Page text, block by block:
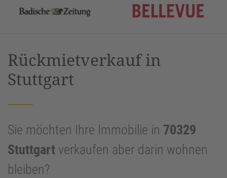
Rückmietverkauf in
Stuttgart
Sie möchten Ihre Immobilie in 70329
Stuttgart verkaufen aber darin wohnen
bleiben?